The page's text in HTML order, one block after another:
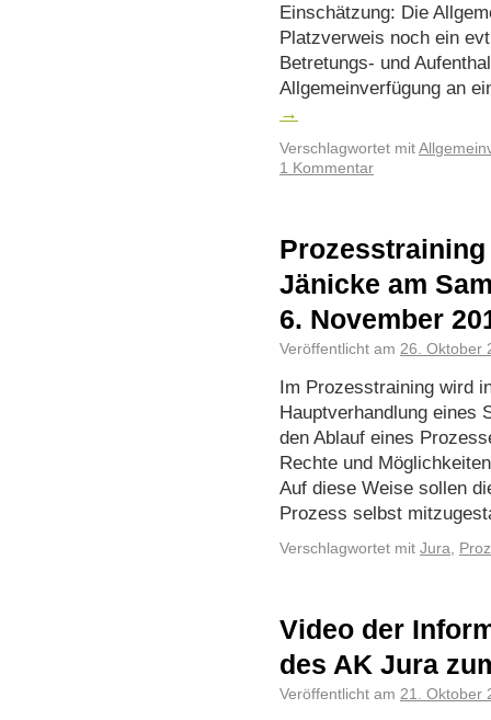
Einschätzung: Die
Platzverweis noch ein
Betretungs- und
Allgemeinverfügung an
→
Verschlagwortet mit
1 Kommentar
Jänicke am
6. November
Veröffentlicht am 26. Oktober
Im Prozesstraining wird
Hauptverhandlung eines
den Ablauf eines
Rechte und
Auf diese Weise sollen
Prozess selbst
Verschlagwortet mit Jura,
Video der
des AK Jura
Veröffentlicht am 21. Oktober